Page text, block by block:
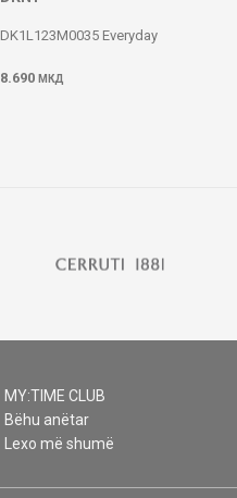
DK1L123M0035 Everyday
8.690 МКД
MY:TIME CLUB
Bëhu anëtar
Lexo më shumë